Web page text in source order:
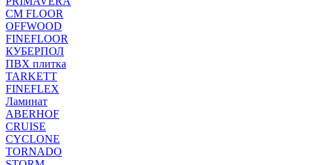
CM FLOOR
OFFWOOD
FINEFLOOR
КУБЕРПОЛ
ПВХ плитка
TARKETT
FINEFLEX
Ламинат
ABERHOF
CRUISE
CYCLONE
TORNADO